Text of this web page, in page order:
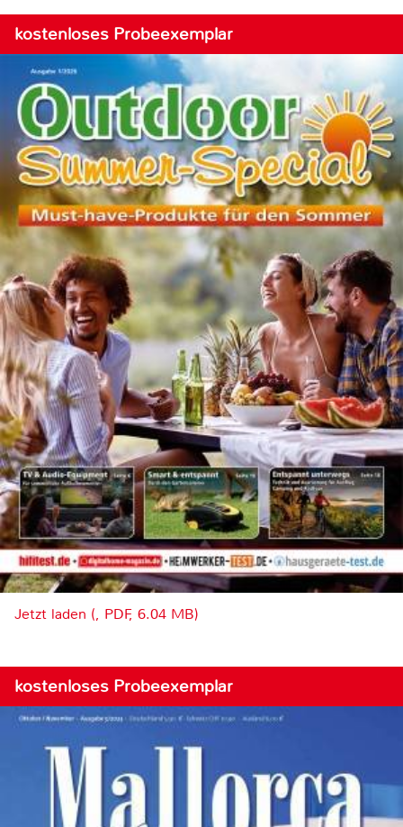
kostenloses Probeexemplar
Jetzt laden (, PDF, 6.04 MB)
kostenloses Probeexemplar